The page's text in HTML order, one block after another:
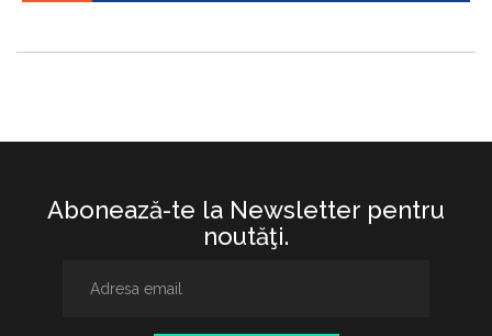
Abonează-te la Newsletter pentru
noutăţi.